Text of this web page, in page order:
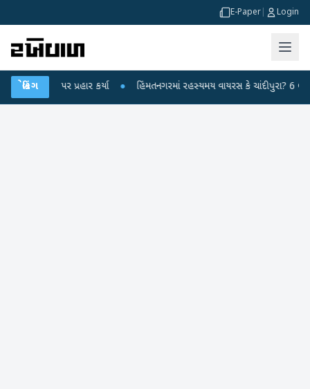
E-Paper Login
બ્રેકિંગ
કેન્દ્ર પર પ્રહાર કર્યા ● હિંમતનગરમાં રહસ્યમય વાયરસ કે ચાંદીપુરા? 6 બાળકોના